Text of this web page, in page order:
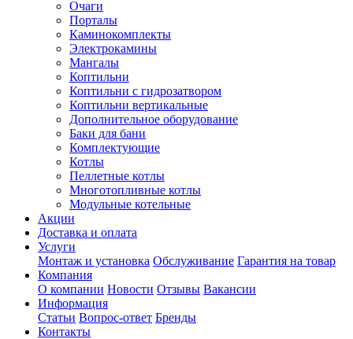
Очаги
Порталы
Каминокомплекты
Электрокамины
Мангалы
Коптильни
Коптильни с гидрозатвором
Коптильни вертикальные
Дополнительное оборудование
Баки для бани
Комплектующие
Котлы
Пеллетные котлы
Многотопливные котлы
Модульные котельные
Акции
Доставка и оплата
Услуги
Монтаж и установка Обслуживание Гарантия на товар
Компания
О компании Новости Отзывы Вакансии
Информация
Статьи Вопрос-ответ Бренды
Контакты